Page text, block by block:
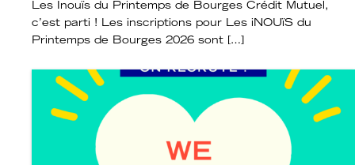
Les Inouïs du Printemps de Bourges Crédit Mutuel,
c’est parti ! Les inscriptions pour Les iNOUïS du
Printemps de Bourges 2026 sont […]